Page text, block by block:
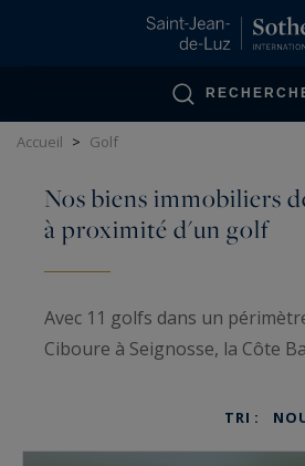
Accueil > Golf
Nos biens immobiliers
à proximité d'un golf
Avec 11 golfs dans un
Ciboure à Seignosse, la Côte
parcours a ses spécificités,
TRI :